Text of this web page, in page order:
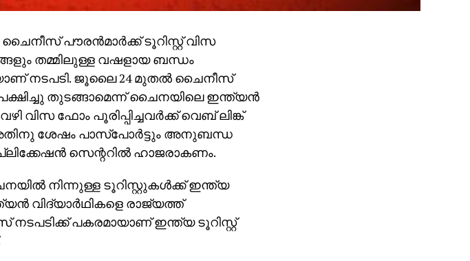
പൗരന്‍മാര്‍ക്ക് ടൂറിസ്റ്റ് വിസ
തമ്മിലുള്ള വഷളായ ബന്ധം
നടപടി. ജൂലൈ 24 മുതല്‍ ചൈനീസ്
തുടങ്ങാമെന്ന് ചൈനയിലെ ഇന്ത്യന്‍
ഫോം പൂരിപ്പിച്ചവര്‍ക്ക് വെബ് ലിങ്ക്
അതിനു ശേഷം പാസ്‌പോര്‍ട്ടും അനുബന്ധ
സെന്ററില്‍ ഹാജരാകണം.
നിന്നുള്ള ടൂറിസ്റ്റുകള്‍ക്ക് ഇന്ത്യ
വിദ്യാര്‍ഥികളെ രാജ്യത്ത്
പകരമായാണ് ഇന്ത്യ ടൂറിസ്റ്റ്